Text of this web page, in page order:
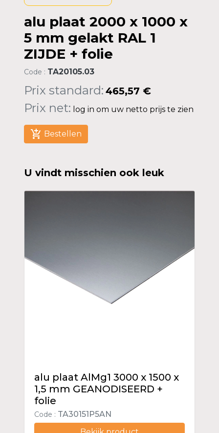
alu plaat 2000 x 1000 x
5 mm gelakt RAL 1
ZIJDE + folie
Code : TA20105.03
Prix standard: 465,57 €
Prix net: log in om uw netto prijs te zien
add_shopping_cart Bestellen
U vindt misschien ook leuk
alu plaat AlMg1 3000 x 1500 x
1,5 mm GEANODISEERD +
folie
Code : TA30151P5AN